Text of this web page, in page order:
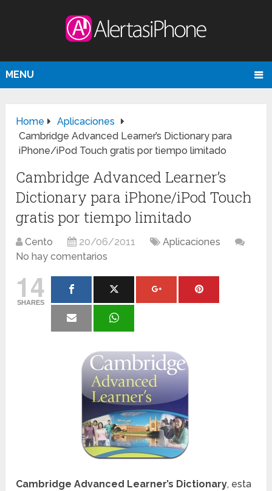
MENU
Home
Aplicaciones
Cambridge Advanced Learner’s Dictionary para
iPhone/iPod Touch gratis por tiempo limitado
Cambridge Advanced Learner’s
Dictionary para iPhone/iPod Touch
gratis por tiempo limitado
Cento 20/06/2011
Aplicaciones
No hay comentarios
14
SHARES
Cambridge Advanced Learner’s Dictionary, esta